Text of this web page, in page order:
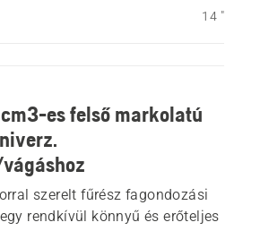
14 "
es felső markolatú
szerelt fűrész fagondozási
rendkívül könnyű és erőteljes